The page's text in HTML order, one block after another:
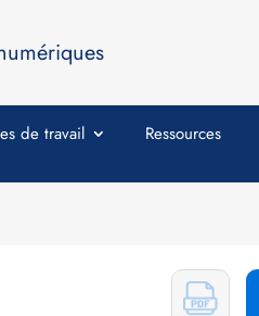
de travail
Ressources